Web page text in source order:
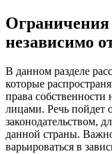
Ограничения
независимо
В данном разделе
которые
права собственности
лицами. Речь пойдет
законодательством,
данной страны.
варьироваться в